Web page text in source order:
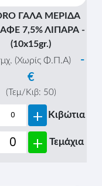
ΓΑΛΑ ΜΕΡΙΔΑ
7,5% ΛΙΠΑΡΑ -
(10x15gr.)
(Χωρίς Φ.Π.Α)
-
€
(Τεμ/Κιβ: 50)
+ Κιβώτια
+ Τεμάχια